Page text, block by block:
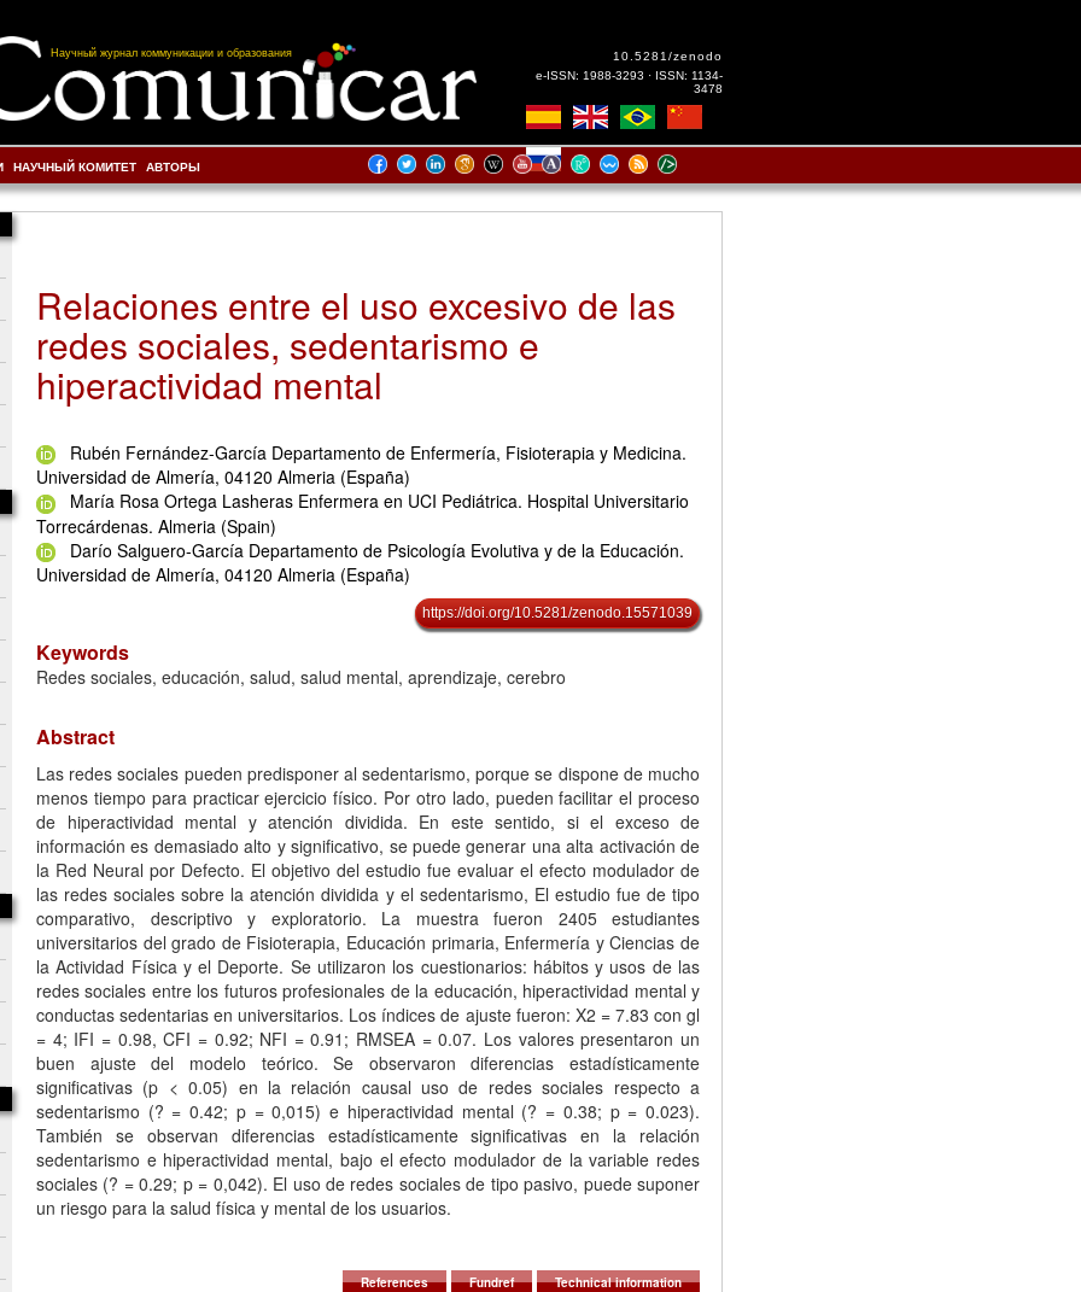
Научный журнал коммуникации и образования
10.5281/zenodo
e-ISSN: 1988-3293 · ISSN: 1134-
3478
НАУЧНЫЙ КОМИТЕТ АВТОРЫ
Relaciones entre el uso excesivo de las
redes sociales, sedentarismo e
hiperactividad mental
Rubén Fernández-García Departamento de Enfermería, Fisioterapia y Medicina.
Universidad de Almería, 04120 Almeria (España)
María Rosa Ortega Lasheras Enfermera en UCI Pediátrica. Hospital Universitario
Torrecárdenas. Almeria (Spain)
Darío Salguero-García Departamento de Psicología Evolutiva y de la Educación.
Universidad de Almería, 04120 Almeria (España)
https://doi.org/10.5281/zenodo.15571039
Keywords
Redes sociales, educación, salud, salud mental, aprendizaje, cerebro
Abstract
Las redes sociales pueden predisponer al sedentarismo, porque se dispone de mucho
menos tiempo para practicar ejercicio físico. Por otro lado, pueden facilitar el proceso
de hiperactividad mental y atención dividida. En este sentido, si el exceso de
información es demasiado alto y significativo, se puede generar una alta activación de
la Red Neural por Defecto. El objetivo del estudio fue evaluar el efecto modulador de
las redes sociales sobre la atención dividida y el sedentarismo, El estudio fue de tipo
comparativo, descriptivo y exploratorio. La muestra fueron 2405 estudiantes
universitarios del grado de Fisioterapia, Educación primaria, Enfermería y Ciencias de
la Actividad Física y el Deporte. Se utilizaron los cuestionarios: hábitos y usos de las
redes sociales entre los futuros profesionales de la educación, hiperactividad mental y
conductas sedentarias en universitarios. Los índices de ajuste fueron: X2 = 7.83 con gl
= 4; IFI = 0.98, CFI = 0.92; NFI = 0.91; RMSEA = 0.07. Los valores presentaron un
buen ajuste del modelo teórico. Se observaron diferencias estadísticamente
significativas (p < 0.05) en la relación causal uso de redes sociales respecto a
sedentarismo (? = 0.42; p = 0,015) e hiperactividad mental (? = 0.38; p = 0.023).
También se observan diferencias estadísticamente significativas en la relación
sedentarismo e hiperactividad mental, bajo el efecto modulador de la variable redes
sociales (? = 0.29; p = 0,042). El uso de redes sociales de tipo pasivo, puede suponer
un riesgo para la salud física y mental de los usuarios.
References Fundref Technical information